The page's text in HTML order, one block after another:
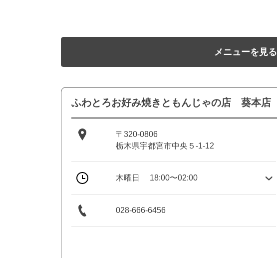
メニューを見る
ふわとろお好み焼きともんじゃの店 葵本店
〒320-0806
栃木県宇都宮市中央５-1-12
木曜日 18:00〜02:00
028-666-6456